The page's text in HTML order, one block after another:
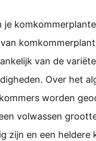
je
van de
Over het
worden
volwassen
zijn en een heldere